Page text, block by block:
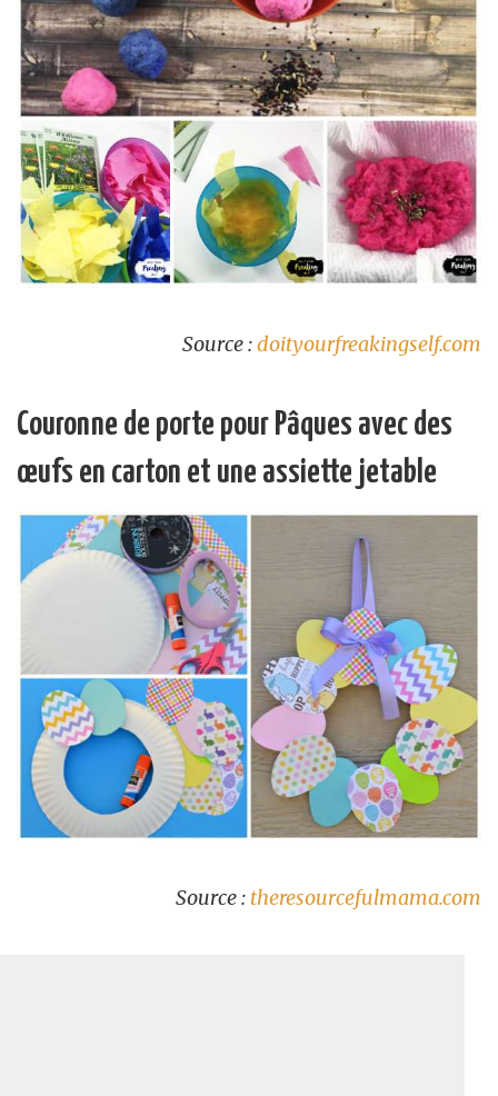
Source :doityourfreakingself.com
Couronne de porte pour Pâques avec des
œufs en carton et une assiette jetable
Source : theresourcefulmama.com